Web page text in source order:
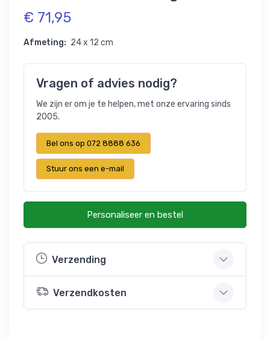
€ 71,95
Afmeting: 24 x 12 cm
Vragen of advies nodig?
We zijn er om je te helpen, met onze ervaring sinds
2005.
Bel ons op 072 8888 636
Stuur ons een e-mail
Personaliseer en bestel
Verzending
Verzendkosten